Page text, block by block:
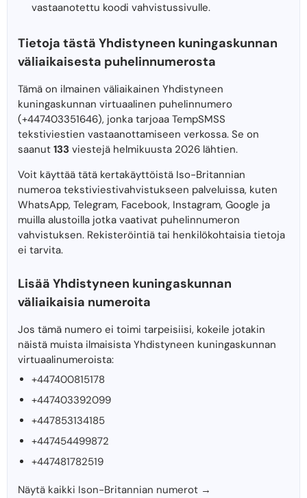
vastaanotettu koodi vahvistussivulle.
Tietoja tästä Yhdistyneen kuningaskunnan
väliaikaisesta puhelinnumerosta
Tämä on ilmainen väliaikainen Yhdistyneen
kuningaskunnan virtuaalinen puhelinnumero
(+447403351646), jonka tarjoaa TempSMSS
tekstiviestien vastaanottamiseen verkossa. Se on
saanut 133 viestejä helmikuusta 2026 lähtien.
Voit käyttää tätä kertakäyttöistä Iso-Britannian
numeroa tekstiviestivahvistukseen palveluissa, kuten
WhatsApp, Telegram, Facebook, Instagram, Google ja
muilla alustoilla jotka vaativat puhelinnumeron
vahvistuksen. Rekisteröintiä tai henkilökohtaisia ​​tietoja
ei tarvita.
Lisää Yhdistyneen kuningaskunnan
väliaikaisia ​​numeroita
Jos tämä numero ei toimi tarpeisiisi, kokeile jotakin
näistä muista ilmaisista Yhdistyneen kuningaskunnan
virtuaalinumeroista:
+447400815178
+447403392099
+447853134185
+447454499872
+447481782519
Näytä kaikki Ison-Britannian numerot →